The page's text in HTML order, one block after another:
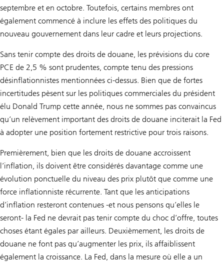
septembre et en octobre. Toutefois, certains membres ont
également commencé à inclure les effets des politiques du
nouveau gouvernement dans leur cadre et leurs projections.
Sans tenir compte des droits de douane, les prévisions du core
PCE de 2,5 % sont prudentes, compte tenu des pressions
désinflationnistes mentionnées ci-dessus. Bien que de fortes
incertitudes pèsent sur les politiques commerciales du président
élu Donald Trump cette année, nous ne sommes pas convaincus
qu’un relèvement important des droits de douane inciterait la Fed
à adopter une position fortement restrictive pour trois raisons.
Premièrement, bien que les droits de douane accroissent
l’inflation, ils doivent être considérés davantage comme une
évolution ponctuelle du niveau des prix plutôt que comme une
force inflationniste récurrente. Tant que les anticipations
d’inflation resteront contenues -et nous pensons qu’elles le
seront- la Fed ne devrait pas tenir compte du choc d’offre, toutes
choses étant égales par ailleurs. Deuxièmement, les droits de
douane ne font pas qu’augmenter les prix, ils affaiblissent
également la croissance. La Fed, dans la mesure où elle a un